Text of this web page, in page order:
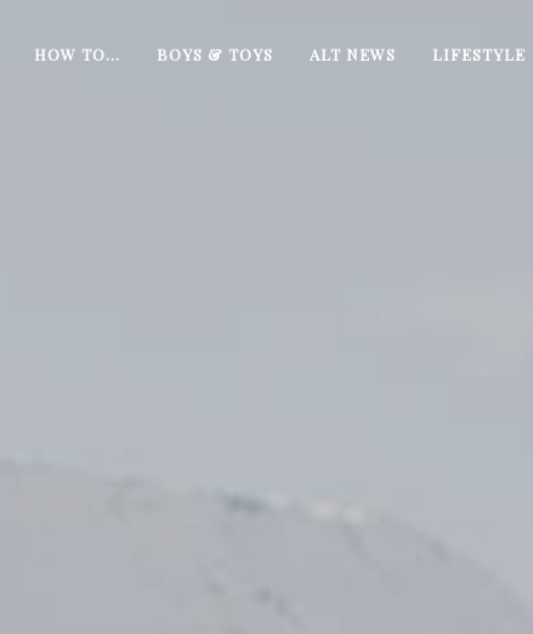
HOW TO… BOYS & TOYS ALT NEWS LIFESTYLE